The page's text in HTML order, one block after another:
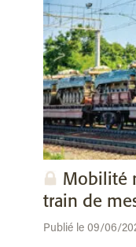
Mobilité
train de
Publié le 09/06/